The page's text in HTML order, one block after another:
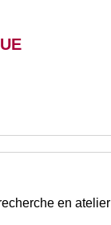
en atelier